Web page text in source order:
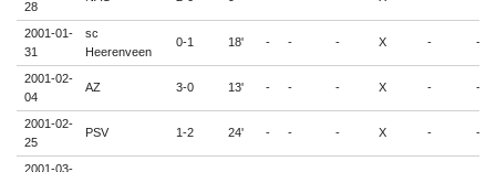
28
2001-01-
31
sc
Heerenveen
0-1 18' - - - X - -
2001-02-
04
AZ 3-0 13' - - - X - -
2001-02-
25
PSV 1-2 24' - - - X - -
2001-03-